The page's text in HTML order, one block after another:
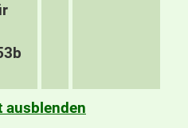
ausblenden